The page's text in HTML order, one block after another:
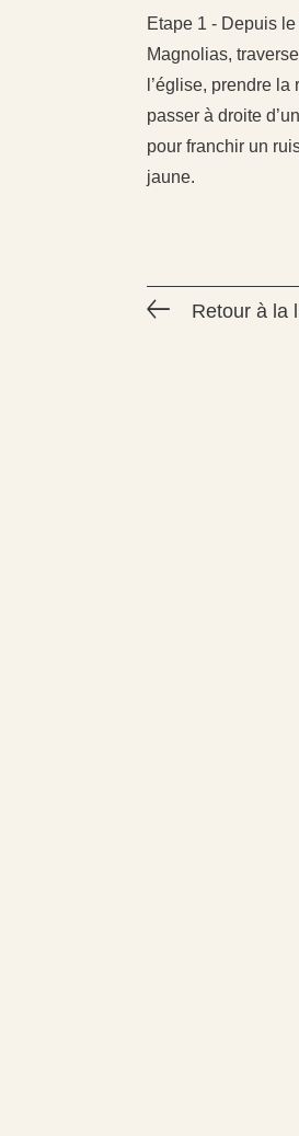
Etape 1 - Depuis
Magnolias,
l’église, prendre
passer à droite
pour franchir un
jaune.
Retour à la